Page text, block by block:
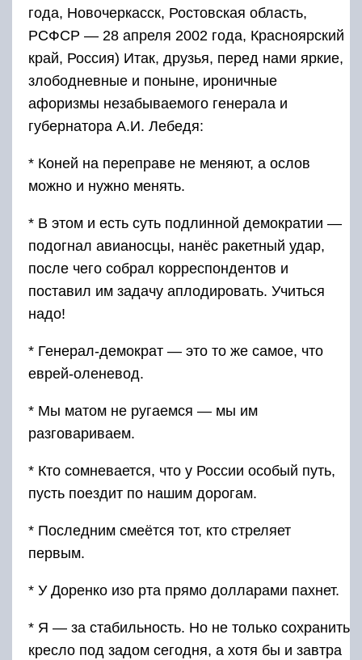
года, Новочеркасск, Ростовская область,
РСФСР — 28 апреля 2002 года, Красноярский
край, Россия) Итак, друзья, перед нами яркие,
злободневные и поныне, ироничные
афоризмы незабываемого генерала и
губернатора А.И. Лебедя:
* Коней на переправе не меняют, а ослов
можно и нужно менять.
* В этом и есть суть подлинной демократии —
подогнал авианосцы, нанёс ракетный удар,
после чего собрал корреспондентов и
поставил им задачу аплодировать. Учиться
надо!
* Генерал-демократ — это то же самое, что
еврей-оленевод.
* Мы матом не ругаемся — мы им
разговариваем.
* Кто сомневается, что у России особый путь,
пусть поездит по нашим дорогам.
* Последним смеётся тот, кто стреляет
первым.
* У Доренко изо рта прямо долларами пахнет.
* Я — за стабильность. Но не только сохранить
кресло под задом сегодня, а хотя бы и завтра